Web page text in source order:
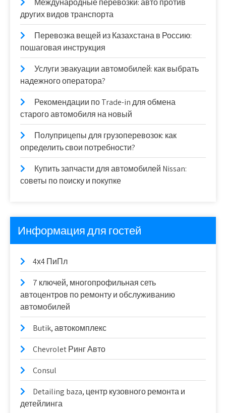
Международные перевозки: авто против
других видов транспорта
Перевозка вещей из Казахстана в Россию:
пошаговая инструкция
Услуги эвакуации автомобилей: как выбрать
надежного оператора?
Рекомендации по Trade-in для обмена
старого автомобиля на новый
Полуприцепы для грузоперевозок: как
определить свои потребности?
Купить запчасти для автомобилей Nissan:
советы по поиску и покупке
Информация для гостей
4х4 ПиПл
7 ключей, многопрофильная сеть
автоцентров по ремонту и обслуживанию
автомобилей
Butik, автокомплекс
Chevrolet Ринг Авто
Consul
Detailing baza, центр кузовного ремонта и
детейлинга